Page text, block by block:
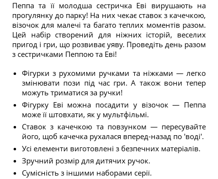
Пеппа та її молодша сестричка Еві вирушають на
прогулянку до парку! На них чекає ставок з качечкою,
візочок для малечі та багато теплих моментів разом.
Цей набір створений для ніжних історій, веселих
пригод і гри, що розвиває уяву. Проведіть день разом
з сестричками Пеппою та Еві!
Фігурки з рухомими ручками та ніжками — легко
змінювати пози під час гри. А також вони тепер
можуть триматися за ручки!
Фігурку Еві можна посадити у візочок — Пеппа
може її штовхати, як у мультфільмі.
Ставок з качечкою та повзунком — пересувайте
його, щоб качечка рухалася вперед-назад по 'воді'.
Усі елементи виготовлені з безпечних матеріалів.
Зручний розмір для дитячих ручок.
Сумісність з іншими наборами серії.